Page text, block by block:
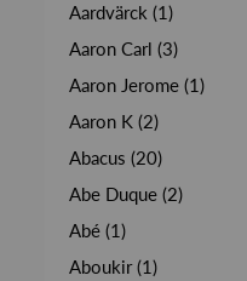
Aardvärck (1)
Aaron Carl (3)
Aaron Jerome (1)
Aaron K (2)
Abacus (20)
Abe Duque (2)
Abé (1)
Aboukir (1)